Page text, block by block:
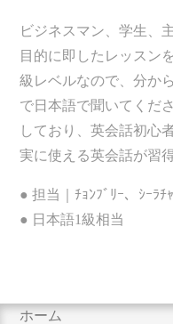
ビジネスマン、学生、
目的に即したレッスン
級レベルなので、分か
で日本語で聞いてくだ
しており、英会話初心
実に使える英会話が習
● 担当｜ﾁｮﾝﾌﾞﾘｰ、ｼｰﾗﾁ
● 日本語1級相当
ホーム